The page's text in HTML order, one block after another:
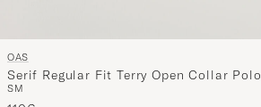
OAS
Serif Regular Fit Terry Open Collar Polo
Dark Blue
SM